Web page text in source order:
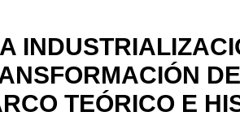
TEÓRICO E